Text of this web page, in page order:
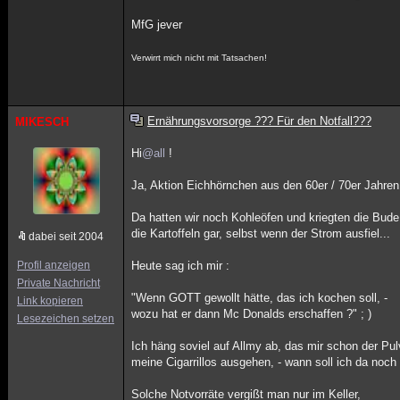
MfG jever
Verwirrt mich nicht mit Tatsachen!
MIKESCH
dabei seit 2004
Profil anzeigen
Private Nachricht
Link kopieren
Lesezeichen setzen
Ernährungsvorsorge ??? Für den Notfall???
Hi@all !
Ja, Aktion Eichhörnchen aus den 60er / 70er
Da hatten wir noch Kohleöfen und kriegten die
die Kartoffeln gar, selbst wenn der Strom ausfiel...
Heute sag ich mir :
"Wenn GOTT gewollt hätte, das ich kochen soll, -
wozu hat er dann Mc Donalds erschaffen ?" ; )
Ich häng soviel auf Allmy ab, das mir schon der
meine Cigarrillos ausgehen, - wann soll ich da
Solche Notvorräte vergißt man nur im Keller,